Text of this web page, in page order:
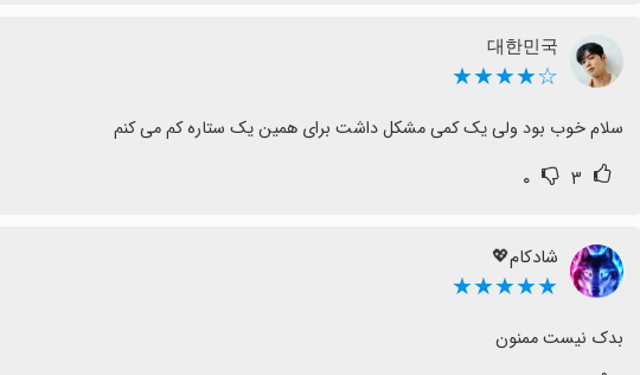
대한민국
☆★★★★
سلام خوب بود ولی یک کمی مشکل داشت برای همین یک ستاره کم می کنم
۳ ۰
شادکام💖
★★★★★
بدک نیست ممنون